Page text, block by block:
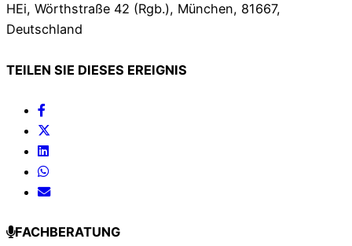
HEi, Wörthstraße 42 (Rgb.), München, 81667,
Deutschland
TEILEN SIE DIESES EREIGNIS
FACHBERATUNG